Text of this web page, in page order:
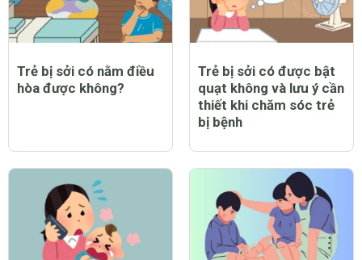
Trẻ bị sởi có nằm điều
hòa được không?
Trẻ bị sởi có được bật
quạt không và lưu ý cần
thiết khi chăm sóc trẻ
bị bệnh